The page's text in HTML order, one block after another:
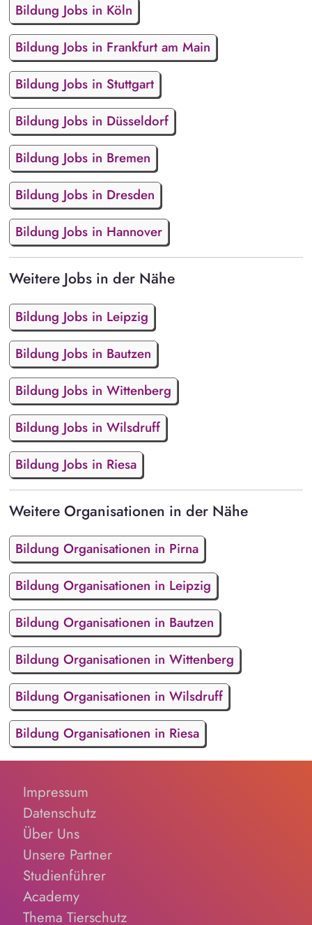
Bildung Jobs in Köln
Bildung Jobs in Frankfurt am Main
Bildung Jobs in Stuttgart
Bildung Jobs in Düsseldorf
Bildung Jobs in Bremen
Bildung Jobs in Dresden
Bildung Jobs in Hannover
Weitere Jobs in der Nähe
Bildung Jobs in Leipzig
Bildung Jobs in Bautzen
Bildung Jobs in Wittenberg
Bildung Jobs in Wilsdruff
Bildung Jobs in Riesa
Weitere Organisationen in der Nähe
Bildung Organisationen in Pirna
Bildung Organisationen in Leipzig
Bildung Organisationen in Bautzen
Bildung Organisationen in Wittenberg
Bildung Organisationen in Wilsdruff
Bildung Organisationen in Riesa
Impressum
Datenschutz
Über Uns
Unsere Partner
Studienführer
Academy
Thema Tierschutz